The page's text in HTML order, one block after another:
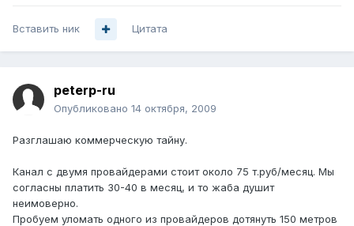
Вставить ник Цитата
peterp-ru
Опубликовано 14 октября, 2009
Разглашаю коммерческую тайну.
Канал с двумя провайдерами стоит около 75 т.руб/месяц. Мы
согласны платить 30-40 в месяц, и то жаба душит
неимоверно.
Пробуем уломать одного из провайдеров дотянуть 150 метров